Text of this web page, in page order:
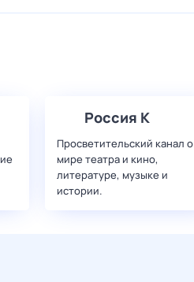
Россия К
Просветительский канал о
мире театра и кино,
литературе, музыке и
истории.